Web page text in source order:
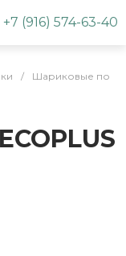
+7 (916) 574-63-40
/ Шариковые